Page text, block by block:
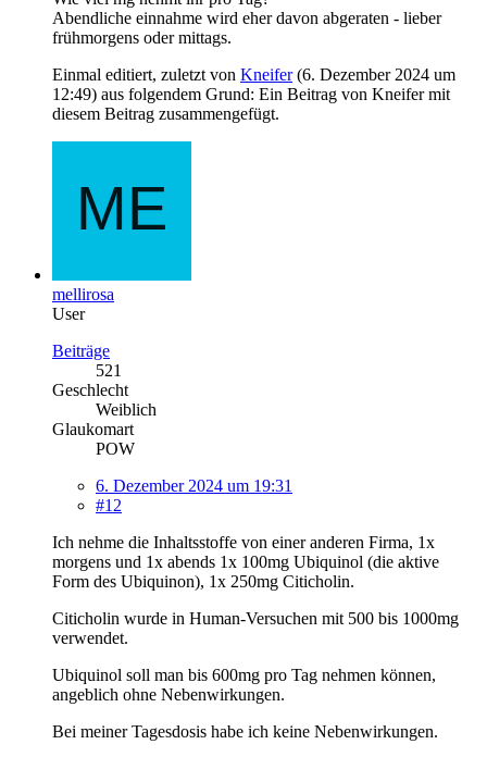
Abendliche einnahme wird eher davon abgeraten - lieber
frühmorgens oder mittags.
Einmal editiert, zuletzt von Kneifer(6. Dezember 2024 um
12:49) aus folgendem Grund: Ein Beitrag von Kneifer mit
diesem Beitrag zusammengefügt.
mellirosa
User
Beiträge
521
Geschlecht
Weiblich
Glaukomart
POW
6. Dezember 2024 um 19:31
#12
Ich nehme die Inhaltsstoffe von einer anderen Firma, 1x
morgens und 1x abends 1x 100mg Ubiquinol (die aktive
Form des Ubiquinon), 1x 250mg Citicholin.
Citicholin wurde in Human-Versuchen mit 500 bis 1000mg
verwendet.
Ubiquinol soll man bis 600mg pro Tag nehmen können,
angeblich ohne Nebenwirkungen.
Bei meiner Tagesdosis habe ich keine Nebenwirkungen.